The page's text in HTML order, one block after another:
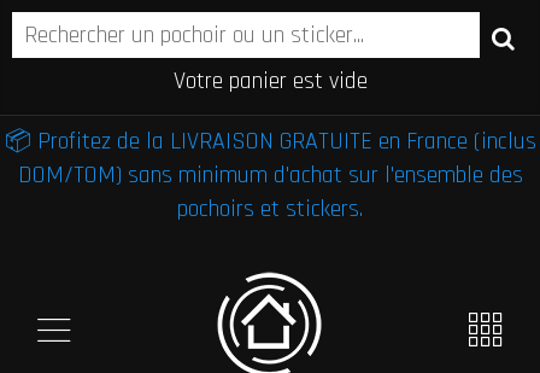
Votre panier est vide
📦 Profitez de la LIVRAISON GRATUITE en France (inclus
DOM/TOM) sans minimum d'achat sur l'ensemble des
pochoirs et stickers.